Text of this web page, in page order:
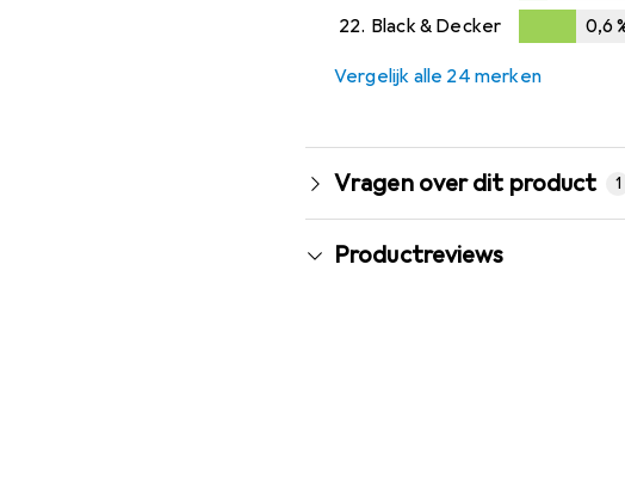
0,3%
22. Black & Decker
0,6
Vergelijk alle 24 merken
Vragen over dit product 1
Productreviews